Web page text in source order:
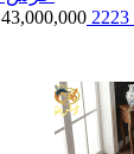
43,000,000